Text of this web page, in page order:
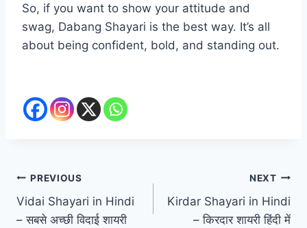
So, if you want to show your attitude and
swag, Dabang Shayari is the best way. It’s all
about being confident, bold, and standing out.
Post
navigation
PREVIOUS
Vidai Shayari in Hindi
– सबसे अच्छी विदाई शायरी
NEXT
Kirdar Shayari in Hindi
– किरदार शायरी हिंदी में